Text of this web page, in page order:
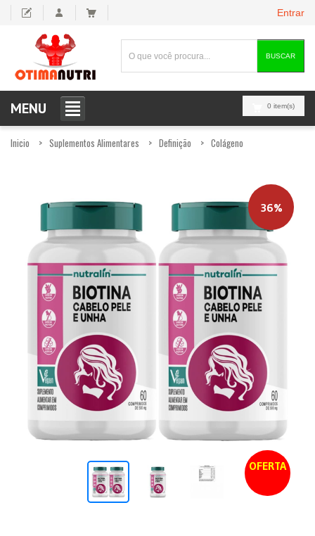
Entrar
BUSCAR
0 item(s)
MENU
Inicio Suplementos Alimentares Definição Colágeno
36%
OFERTA